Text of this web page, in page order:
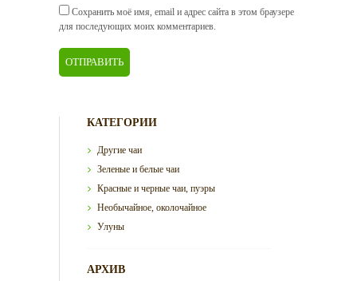
Сохранить моё имя, email и адрес сайта в этом браузере
для последующих моих комментариев.
КАТЕГОРИИ
Другие чаи
Зеленые и белые чаи
Красные и черные чаи, пуэры
Необычайное, околочайное
Улуны
АРХИВ